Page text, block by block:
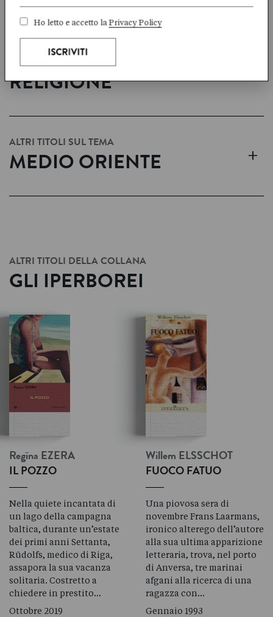
ALTRI TITOLI SUL TEMA
SPIRITUALITÀ E
RELIGIONE
ALTRI TITOLI SUL TEMA
MEDIO ORIENTE +
ALTRI TITOLI DELLA COLLANA
GLI IPERBOREI
Regīna EZERA
IL POZZO
Nella quiete incantata di
un lago della campagna
baltica, durante un’estate
dei primi anni Settanta,
Rūdolfs, medico di Riga,
assapora la sua vacanza
solitaria. Costretto a
chiedere in prestito…
Ottobre 2019
Willem ELSSCHOT
FUOCO FATUO
Una piovosa sera di
novembre Frans Laarmans,
ironico alterego dell’autore
alla sua ultima apparizione
letteraria, trova, nel porto
di Anversa, tre marinai
afgani alla ricerca di una
ragazza con…
Gennaio 1993
Ho letto e accetto laPrivacy Policy